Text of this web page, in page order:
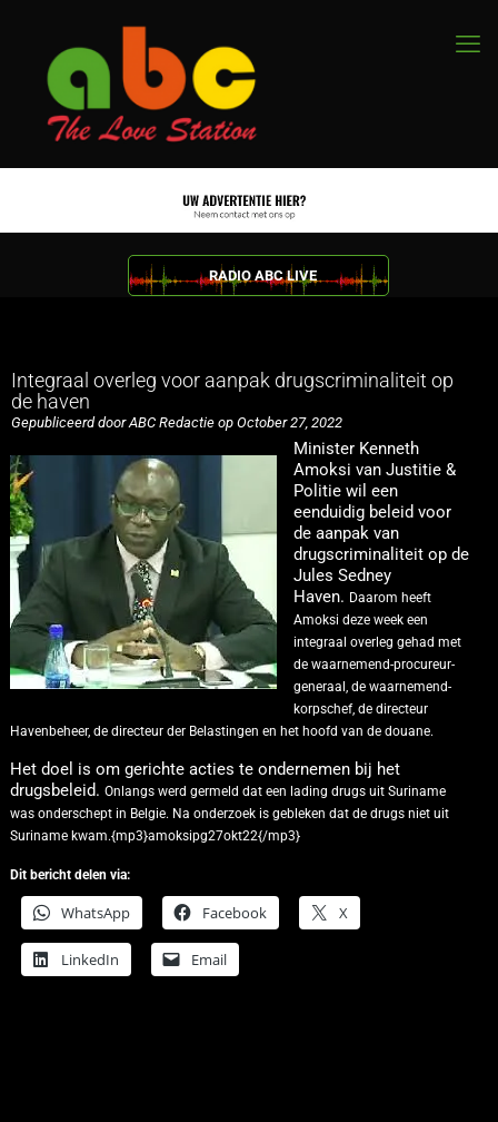
RADIO ABC LIVE
Integraal overleg voor aanpak drugscriminaliteit op
de haven
Gepubliceerd door ABC Redactie op October 27, 2022
Minister Kenneth
Amoksi van Justitie &
Politie wil een
eenduidig beleid voor
de aanpak van
drugscriminaliteit op de
Jules Sedney
Haven. Daarom heeft
Amoksi deze week een
integraal overleg gehad met
de waarnemend-procureur-
generaal, de waarnemend-
korpschef, de directeur
Havenbeheer, de directeur der Belastingen en het hoofd van de douane.
Het doel is om gerichte acties te ondernemen bij het
drugsbeleid.Onlangs werd germeld dat een lading drugs uit Suriname
was onderschept in Belgie. Na onderzoek is gebleken dat de drugs niet uit
Suriname kwam.{mp3}amoksipg27okt22{/mp3}
Dit bericht delen via:
WhatsApp Facebook X
LinkedIn Email